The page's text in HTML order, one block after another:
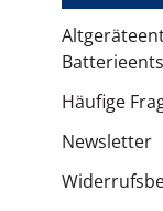
Häufige
Newsletter